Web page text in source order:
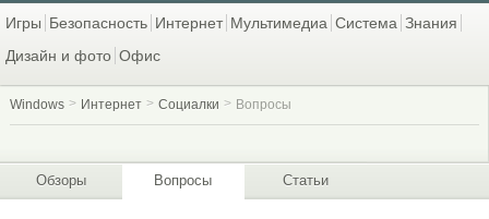
Игры Безопасность Интернет Мультимедиа Система Знания
Дизайн и фото Офис
Windows Интернет Социалки Вопросы
Обзоры Вопросы Статьи